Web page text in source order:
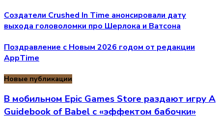
Создатели Crushed In Time анонсировали дату
выхода головоломки про Шерлока и Ватсона
Поздравление с Новым 2026 годом от редакции
AppTime
Новые публикации
В мобильном Epic Games Store раздают игру A
Guidebook of Babel с «эффектом бабочки»